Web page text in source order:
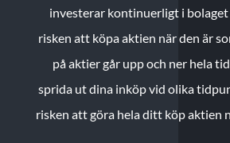
investerar kontinuerligt i
risken att köpa aktien när den är
på aktier går upp och ner hela
sprida ut dina inköp vid olika
risken att göra hela ditt köp aktien